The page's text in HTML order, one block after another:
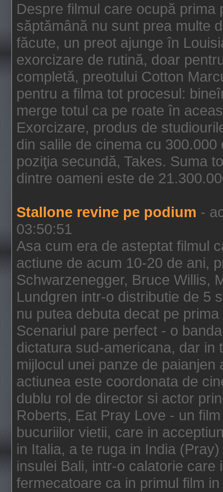
Despre filmul care ocupă
săptămână nu sunt prea multe
făcute, un preot ajunge în
exorcizare de rutină, doar
completă, preotului Cotton
pentru a filma tot procesul:
merge totul ca pe roate în
Exorcizare, produs de
din salile de cinema cu
poziţia secundă, Takes. Suma
dintre oameni este de
Stallone revine pe podium -
03:50:51
Asa cum era de asteptat filmul
actiune de acum 10-20 de ani,
Schwarzenegger, Bruce Willis,
Lundgren intr-o distributie de 5
nu putea debuta decat pe
Scenariul pare perfect - o
dictatura sud-americana, dar in
mijlocul unei panze de
actiunea este coordonata de
dublu rol de director si actor
Roberts, Eat Pray Love - un
bucuriilor vietii, care in
in Italia, a te ruga in India
insulei Bali, intr-o calatorie
fermecatoare ca in primul film